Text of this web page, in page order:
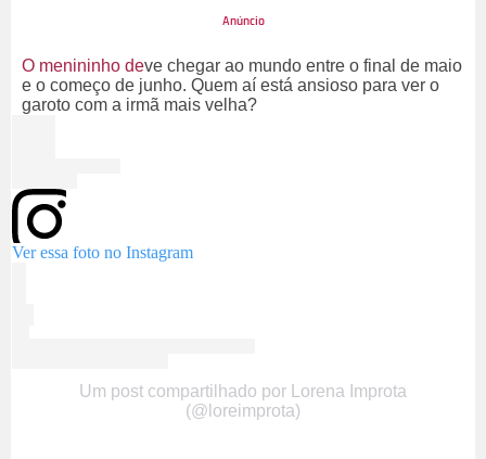
O menininho deve chegar ao mundo entre o final de maio
e o começo de junho. Quem aí está ansioso para ver o
garoto com a irmã mais velha?
Ver essa foto no Instagram
Um post compartilhado por Lorena Improta
(@loreimprota)